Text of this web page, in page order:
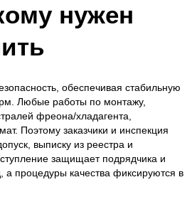
нужен
обеспечивая стабильную
Любые работы по монтажу,
фреона/хладагента,
Поэтому заказчики и инспекция
выписку из реестра и
защищает подрядчика и
а процедуры качества фиксируются в